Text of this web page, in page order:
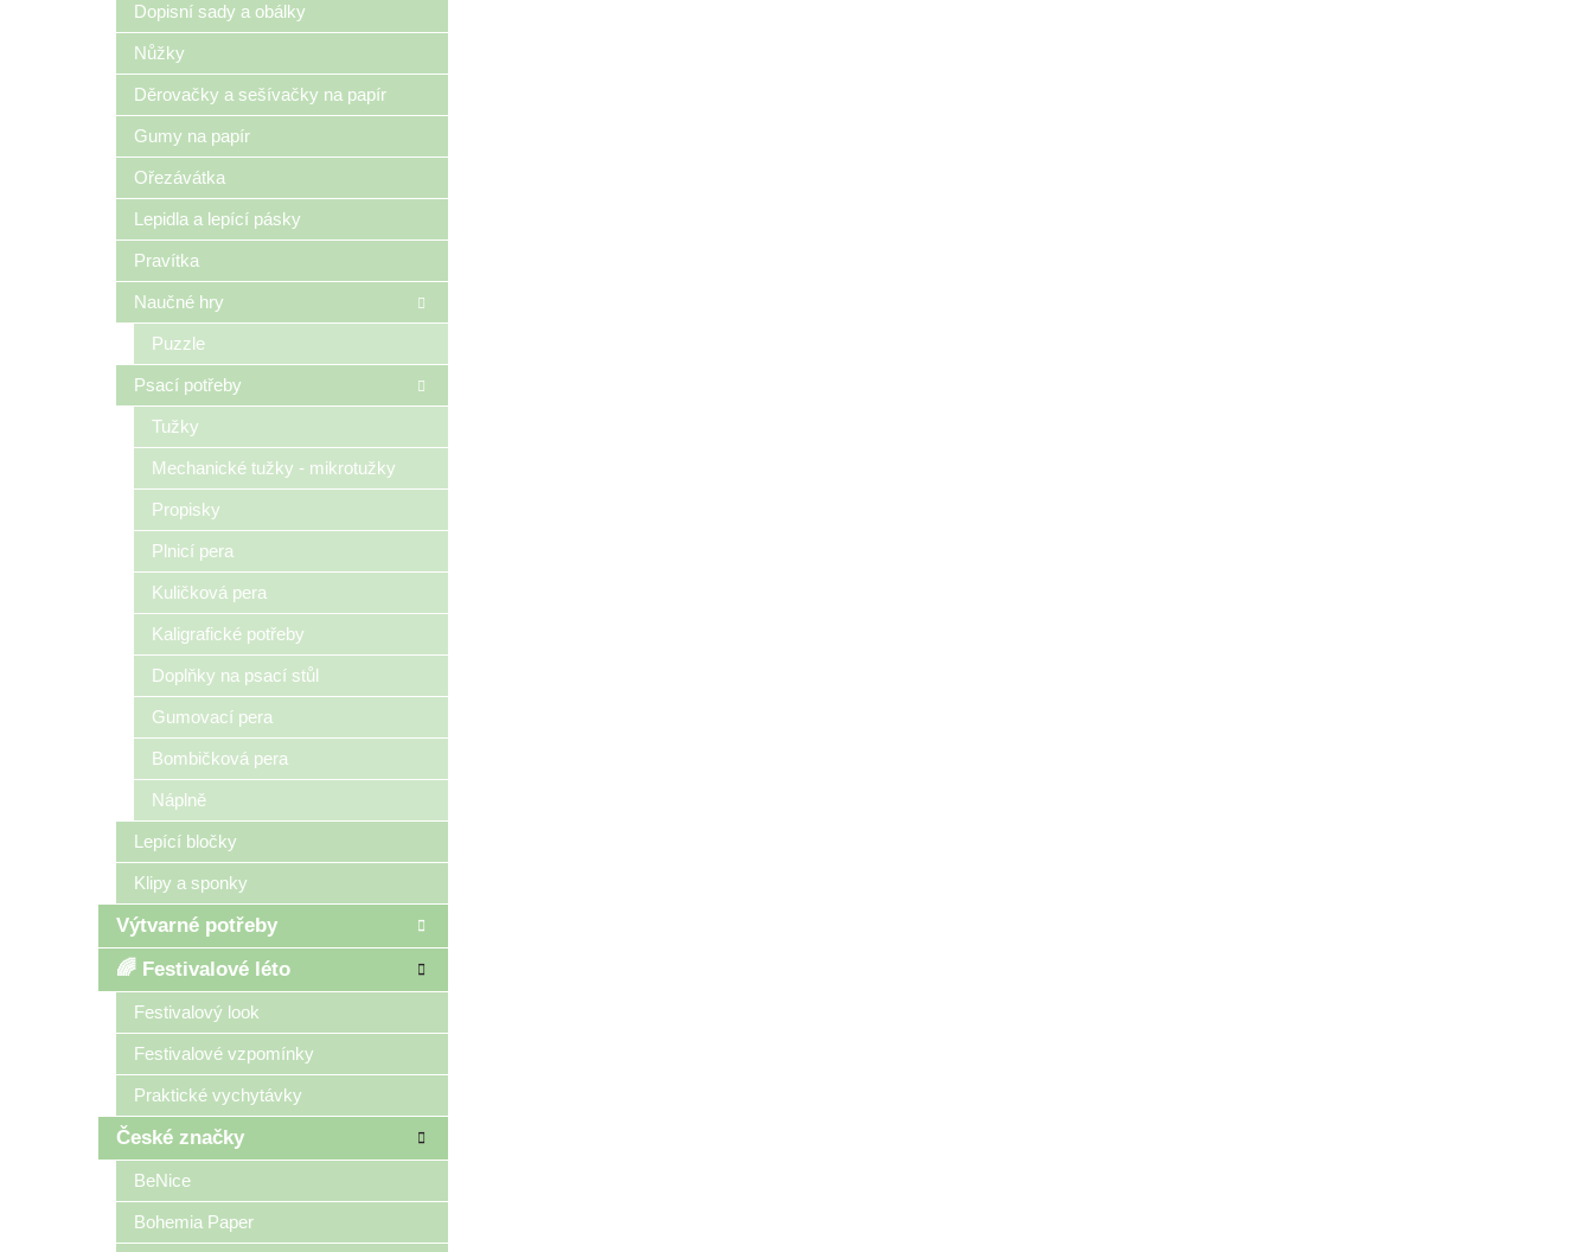
Dopisní sady a obálky
Nůžky
Děrovačky a sešívačky na papír
Gumy na papír
Ořezávátka
Lepidla a lepící pásky
Pravítka
Naučné hry
Puzzle
Psací potřeby
Tužky
Mechanické tužky - mikrotužky
Propisky
Plnicí pera
Kuličková pera
Kaligrafické potřeby
Doplňky na psací stůl
Gumovací pera
Bombičková pera
Náplně
Lepící bločky
Klipy a sponky
Výtvarné potřeby
🌈 Festivalové léto
Festivalový look
Festivalové vzpomínky
Praktické vychytávky
České značky
BeNice
Bohemia Paper